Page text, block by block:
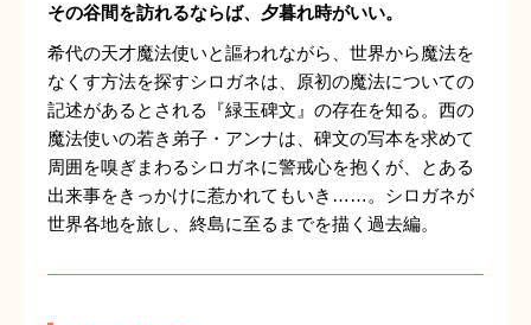
その谷間を訪れるならば、夕暮れ時がいい。
希代の天才魔法使いと謳われながら、世界から魔法を
なくす方法を探すシロガネは、原初の魔法についての
記述があるとされる『緑玉碑文』の存在を知る。西の
魔法使いの若き弟子・アンナは、碑文の写本を求めて
周囲を嗅ぎまわるシロガネに警戒心を抱くが、とある
出来事をきっかけに惹かれてもいき……。シロガネが
世界各地を旅し、終島に至るまでを描く過去編。